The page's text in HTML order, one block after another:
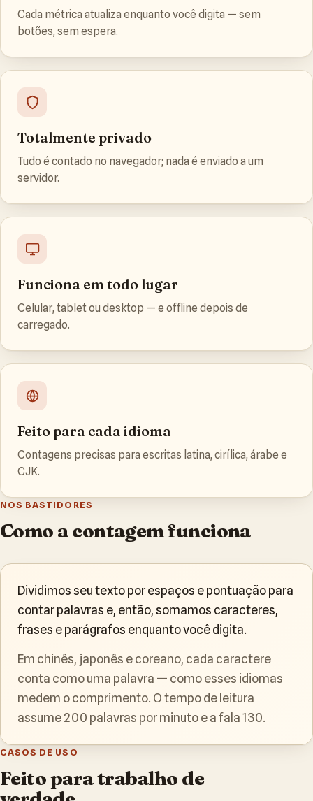
Cada métrica atualiza enquanto você digita — sem
botões, sem espera.
Totalmente privado
Tudo é contado no navegador; nada é enviado a um
servidor.
Funciona em todo lugar
Celular, tablet ou desktop — e offline depois de
carregado.
Feito para cada idioma
Contagens precisas para escritas latina, cirílica, árabe e
CJK.
NOS BASTIDORES
Como a contagem funciona
Dividimos seu texto por espaços e pontuação para
contar palavras e, então, somamos caracteres,
frases e parágrafos enquanto você digita.
Em chinês, japonês e coreano, cada caractere
conta como uma palavra — como esses idiomas
medem o comprimento. O tempo de leitura
assume 200 palavras por minuto e a fala 130.
CASOS DE USO
Feito para trabalho de